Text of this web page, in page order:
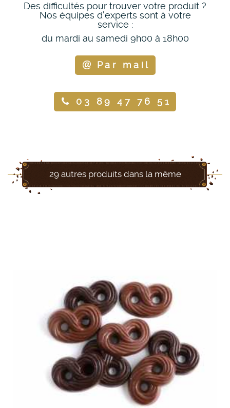
Des difficultés pour trouver votre produit ?
Nos équipes d'experts sont à votre
service :
du mardi au samedi 9h00 à 18h00
Par mail
03 89 47 76 51
29 autres produits dans la même